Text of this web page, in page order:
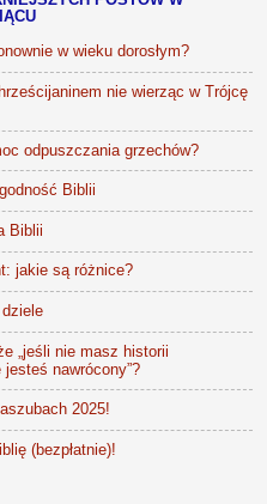
w wieku dorosłym?
nie wierząc w Trójcę
odpuszczania grzechów?
Biblii
Biblii
jakie są różnice?
„jeśli nie masz historii
nawrócony”?
2025!
(bezpłatnie)!